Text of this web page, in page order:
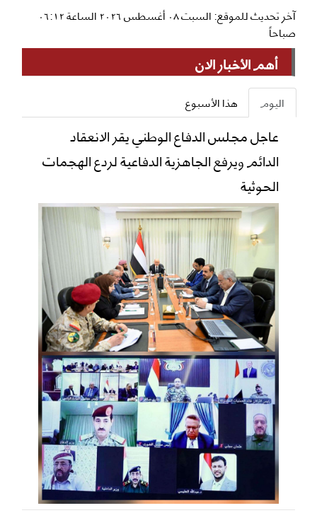
آخر تحديث للموقع: السبت ٠٨ أغسطس ٢٠٢٦ الساعة ٠٦:١٢
صباحاً
أهم الأخبار الان
اليوم هذا الأسبوع
عاجل مجلس الدفاع الوطني يقر الانعقاد
الدائم ويرفع الجاهزية الدفاعية لردع الهجمات
الحوثية